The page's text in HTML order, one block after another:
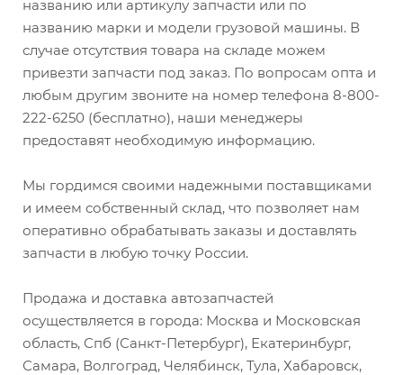
названию или артикулу запчасти или по
названию марки и модели грузовой машины. В
случае отсутствия товара на складе можем
привезти запчасти под заказ. По вопросам опта и
любым другим звоните на номер телефона 8-800-
222-6250 (бесплатно), наши менеджеры
предоставят необходимую информацию.
Мы гордимся своими надежными поставщиками
и имеем собственный склад, что позволяет нам
оперативно обрабатывать заказы и доставлять
запчасти в любую точку России.
Продажа и доставка автозапчастей
осуществляется в города: Москва и Московская
область, Спб (Санкт-Петербург), Екатеринбург,
Самара, Волгоград, Челябинск, Тула, Хабаровск,